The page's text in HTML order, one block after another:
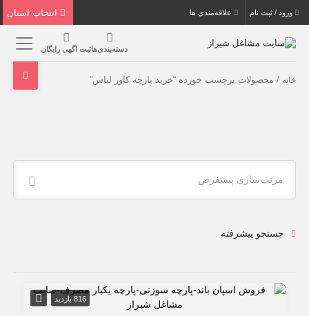
ورود / ثبت نام علاقه‌مندی ها
دسته‌بندی‌هاثبت اگهی رایگان
خانه / محصولات برچسب خورده “خرید پارچه كاور لباس”
مرتب‌سازی پیشفرض
جستجو پیشرفته
816 بازدید